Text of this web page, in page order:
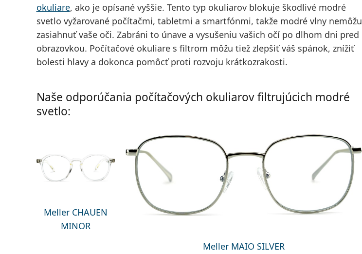
okuliare, ako je opísané vyššie. Tento typ okuliarov blokuje škodlivé modré
svetlo vyžarované počítačmi, tabletmi a smartfónmi, takže modré vlny nemôžu
zasiahnuť vaše oči. Zabráni to únave a vysušeniu vašich očí po dlhom dni pred
obrazovkou. Počítačové okuliare s filtrom môžu tiež zlepšiť váš spánok, znížiť
bolesti hlavy a dokonca pomôcť proti rozvoju krátkozrakosti.
Naše odporúčania počítačových okuliarov filtrujúcich modré
svetlo:
Meller CHAUEN
MINOR
Meller MAIO SILVER